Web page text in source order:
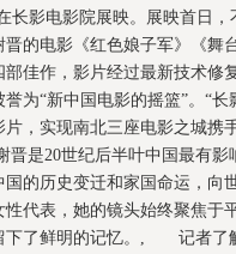
长影电影院展映。展映首
的电影《红色娘子军》《舞
部佳作，影片经过最新技术
为“新中国电影的摇篮”。“
，实现南北三座电影之城携
20世纪后半叶中国最有影
国的历史变迁和家国命运，
代表，她的镜头始终聚焦于
下了鲜明的记忆。, 记者了